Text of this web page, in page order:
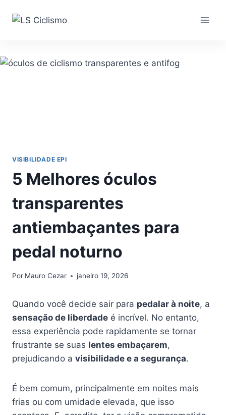
para
VISIBILIDADE EPI
5 Melhores óculos
transparentes
antiembaçantes para
pedal noturno
Por Mauro Cezar janeiro 19, 2026
Quando você decide sair para pedalar à noite, a
sensação de liberdade é incrível. No entanto,
essa experiência pode rapidamente se tornar
frustrante se suas lentes embaçarem,
prejudicando a visibilidade e a segurança.
É bem comum, principalmente em noites mais
frias ou com umidade elevada, que isso